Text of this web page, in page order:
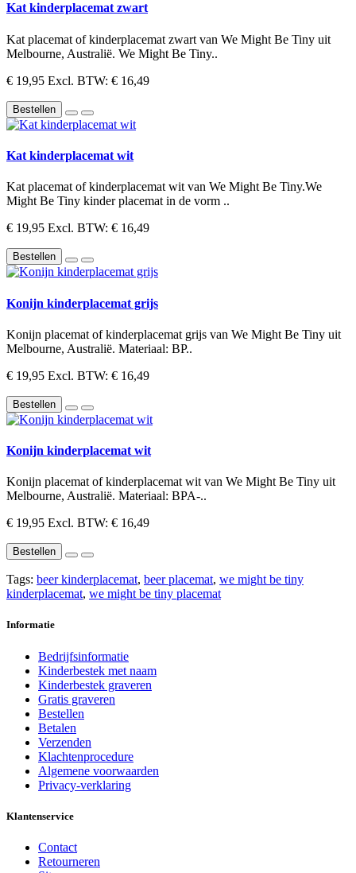
Kat kinderplacemat zwart
Kat placemat of kinderplacemat zwart van We Might Be Tiny uit
Melbourne, Australië. We Might Be Tiny..
€ 19,95 Excl. BTW: € 16,49
Bestellen
Kat kinderplacemat wit
Kat placemat of kinderplacemat wit van We Might Be Tiny.We
Might Be Tiny kinder placemat in de vorm ..
€ 19,95 Excl. BTW: € 16,49
Bestellen
Konijn kinderplacemat grijs
Konijn placemat of kinderplacemat grijs van We Might Be Tiny uit
Melbourne, Australië. Materiaal: BP..
€ 19,95 Excl. BTW: € 16,49
Bestellen
Konijn kinderplacemat wit
Konijn placemat of kinderplacemat wit van We Might Be Tiny uit
Melbourne, Australië. Materiaal: BPA-..
€ 19,95 Excl. BTW: € 16,49
Bestellen
Tags: beer kinderplacemat, beer placemat, we might be tiny
kinderplacemat, we might be tiny placemat
Informatie
Bedrijfsinformatie
Kinderbestek met naam
Kinderbestek graveren
Gratis graveren
Bestellen
Betalen
Verzenden
Klachtenprocedure
Algemene voorwaarden
Privacy-verklaring
Klantenservice
Contact
Retourneren